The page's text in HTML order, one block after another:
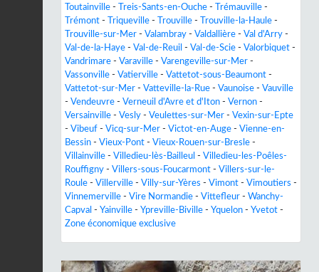
Toutainville - Treis-Sants-en-Ouche - Trémauville -
Trémont - Triqueville - Trouville - Trouville-la-Haule -
Trouville-sur-Mer - Valambray - Valdallière - Val d'Arry -
Val-de-la-Haye - Val-de-Reuil - Val-de-Scie - Valorbiquet -
Vandrimare - Varaville - Varengeville-sur-Mer -
Vassonville - Vatierville - Vattetot-sous-Beaumont -
Vattetot-sur-Mer - Vatteville-la-Rue - Vaunoise - Vauville
- Vendeuvre - Verneuil d'Avre et d'Iton - Vernon -
Versainville - Vesly - Veulettes-sur-Mer - Vexin-sur-Epte
- Vibeuf - Vicq-sur-Mer - Victot-en-Auge - Vienne-en-
Bessin - Vieux-Pont - Vieux-Rouen-sur-Bresle -
Villainville - Villedieu-lès-Bailleul - Villedieu-les-Poêles-
Rouffigny - Villers-sous-Foucarmont - Villers-sur-le-
Roule - Villerville - Villy-sur-Yères - Vimont - Vimoutiers -
Vinnemerville - Vire Normandie - Vittefleur - Wanchy-
Capval - Yainville - Ypreville-Biville - Yquelon - Yvetot -
Zone économique exclusive